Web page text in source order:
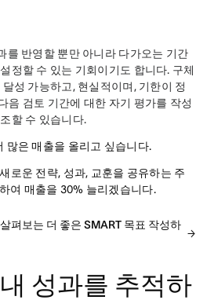
를 반영할 뿐만 아니라 다가오는 기간
정할 수 있는 기회이기도 합니다. 구체
성 가능하고, 현실적이며, 기한이 정
음 검토 기간에 대한 자기 평가를 작성
할 수 있습니다.
많은 매출을 올리고 싶습니다.
로운 전략, 성과, 교훈을 공유하는 주
여 매출을 30% 늘리겠습니다.
펴보는 더 좋은 SMART 목표 작성하
성과를 추적하